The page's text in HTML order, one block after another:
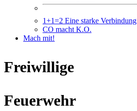
1+1=2 Eine starke Verbindung
CO macht K.O.
Mach mit!
Freiwillige
Feuerwehr